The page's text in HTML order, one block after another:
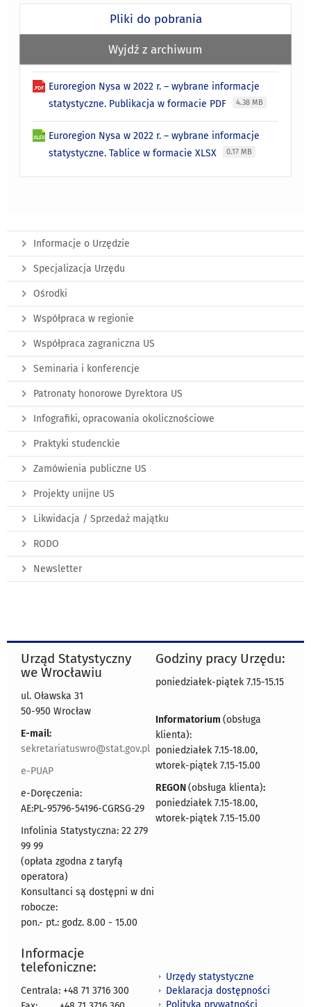
Pliki do pobrania
Wyjdź z archiwum
Euroregion Nysa w 2022 r. – wybrane informacje
statystyczne. Publikacja w formacie PDF
4.38 MB
Euroregion Nysa w 2022 r. – wybrane informacje
statystyczne. Tablice w formacie XLSX
0.17 MB
Informacje o Urzędzie
Specjalizacja Urzędu
Ośrodki
Współpraca w regionie
Współpraca zagraniczna US
Seminaria i konferencje
Patronaty honorowe Dyrektora US
Infografiki, opracowania okolicznościowe
Praktyki studenckie
Zamówienia publiczne US
Projekty unijne US
Likwidacja / Sprzedaż majątku
RODO
Newsletter
Urząd Statystyczny
we Wrocławiu
ul. Oławska 31
50-950 Wrocław
E-mail:
sekretariatuswro@stat.gov.pl
e-PUAP
e-Doręczenia:
AE:PL-95796-54196-CGRSG-29
Infolinia Statystyczna: 22 279
99 99
(opłata zgodna z taryfą
operatora)
Konsultanci są dostępni w dni
robocze:
pon.- pt.: godz. 8.00 - 15.00
Godziny pracy Urzędu:
poniedziałek-piątek 7.15-15.15
Informatorium (obsługa
klienta):
poniedziałek 7.15-18.00,
wtorek-piątek 7.15-15.00
REGON(obsługa klienta):
poniedziałek 7.15-18.00,
wtorek-piątek 7.15-15.00
Informacje
telefoniczne:
Centrala: +48 71 3716 300
Urzędy statystyczne
Deklaracja dostępności
Polityka prywatności